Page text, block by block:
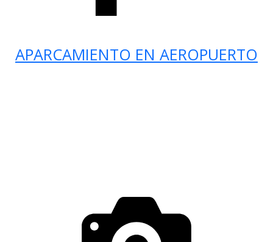
APARCAMIENTO EN AEROPUERTO